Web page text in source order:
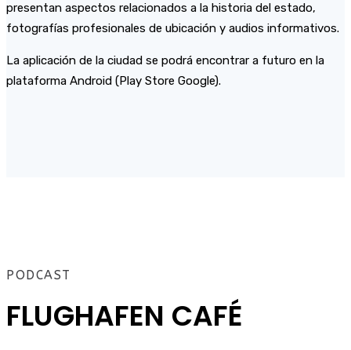
presentan aspectos relacionados a la historia del estado,
fotografías profesionales de ubicación y audios informativos.
La aplicación de la ciudad se podrá encontrar a futuro en la
plataforma Android (Play Store Google).
PODCAST
FLUGHAFEN CAFÉ